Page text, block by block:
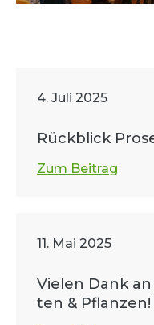
4. Juli 2025
Rückblick
Zum Beitrag
11. Mai 2025
Vielen Dank
ten & Pflanzen!